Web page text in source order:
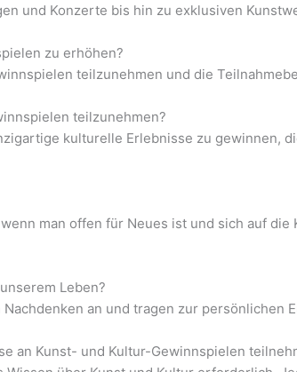
und Konzerte bis hin zu exklusiven
zu erhöhen?
teilzunehmen und die
teilzunehmen?
kulturelle Erlebnisse zu gewinnen,
man offen für Neues ist und sich auf
Leben?
an und tragen zur persönlichen
an Kunst- und Kultur-Gewinnspielen